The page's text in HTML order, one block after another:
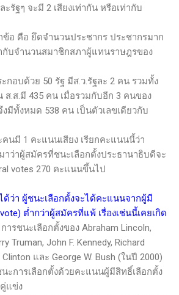
รัฐๆ จะมี 2 เสียงเท่ากัน หรือเท่ากับ
ยึดจำนวนประชากร ประชากรมาก
กับจำนวนสมาชิกสภาผู้แทนราษฎรของ
กอบด้วย 50 รัฐ มีส.ว.รัฐละ 2 คน รวมทั้ง
ส.ส.มี 435 คน เมื่อรวมกับอีก 3 คนของ
งมีทั้งหมด 538 คน เป็นตัวเลขเดียวกับ
คนมี 1 คะแนนเสียง เรียกคะแนนนี้ว่า
าว่าผู้สมัครที่ชนะเลือกตั้งประธานาธิบดีจะ
votes 270 คะแนนขึ้นไป
ด้ว่า ผู้ชนะเลือกตั้งจะได้คะแนนจากผู้มี
ต่ำกว่าผู้สมัครที่แพ้ เรื่องเช่นนี้เคยเกิด
การชนะเลือกตั้งของ Abraham Lincoln,
Truman, John F. Kennedy, Richard
Clinton และ George W. Bush (ในปี 2000)
ะการเลือกตั้งด้วยคะแนนผู้มีสิทธิ์เลือกตั้ง
แข่ง